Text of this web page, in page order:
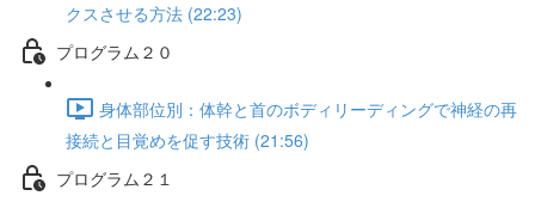
クスさせる方法 (22:23)
プログラム２０
身体部位別：体幹と首のボディリーディングで神経の再
接続と目覚めを促す技術 (21:56)
プログラム２１